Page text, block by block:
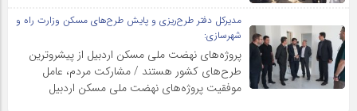
مدیرکل دفتر طرح‌ریزی و پایش طرح‌های مسکن وزارت راه و
شهرسازی:
پروژه‌های نهضت ملی مسکن اردبیل از پیشروترین
طرح‌های کشور هستند / مشارکت مردم، عامل
موفقیت پروژه‌های نهضت ملی مسکن اردبیل